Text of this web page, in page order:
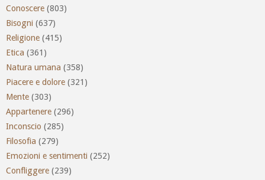
Conoscere (803)
Bisogni (637)
Religione (415)
Etica (361)
Natura umana (358)
Piacere e dolore (321)
Mente (303)
Appartenere (296)
Inconscio (285)
Filosofia (279)
Emozioni e sentimenti (252)
Confliggere (239)